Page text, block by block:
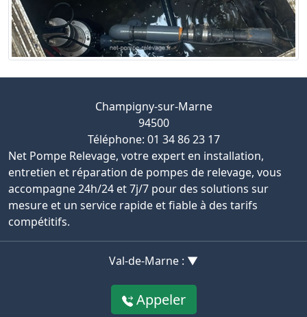
Champigny-sur-Marne
94500
Téléphone: 01 34 86 23 17
Net Pompe Relevage, votre expert en installation,
entretien et réparation de pompes de relevage, vous
accompagne 24h/24 et 7j/7 pour des solutions sur
mesure et un service rapide et fiable à des tarifs
compétitifs.
Val-de-Marne : ▼
Appeler